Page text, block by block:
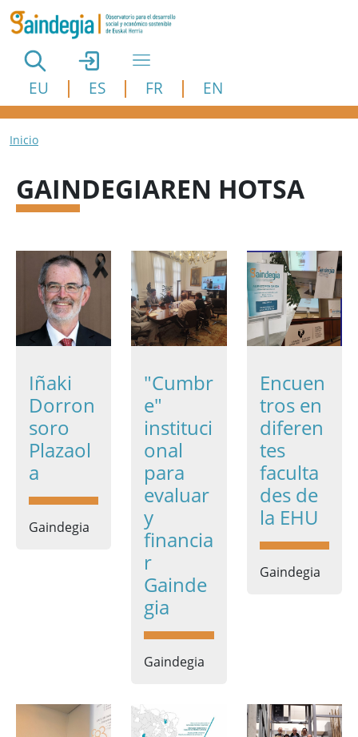
Pasar al contenido principal
EU ES FR EN
Ruta de navegación
Inicio
GAINDEGIAREN HOTSA
Iñaki
Dorron
soro
Plazaol
a
Gaindegia
"Cumbr
e"
instituci
onal
para
evaluar
y
financia
r
Gainde
gia
Gaindegia
Encuen
tros en
diferen
tes
faculta
des de
la EHU
Gaindegia